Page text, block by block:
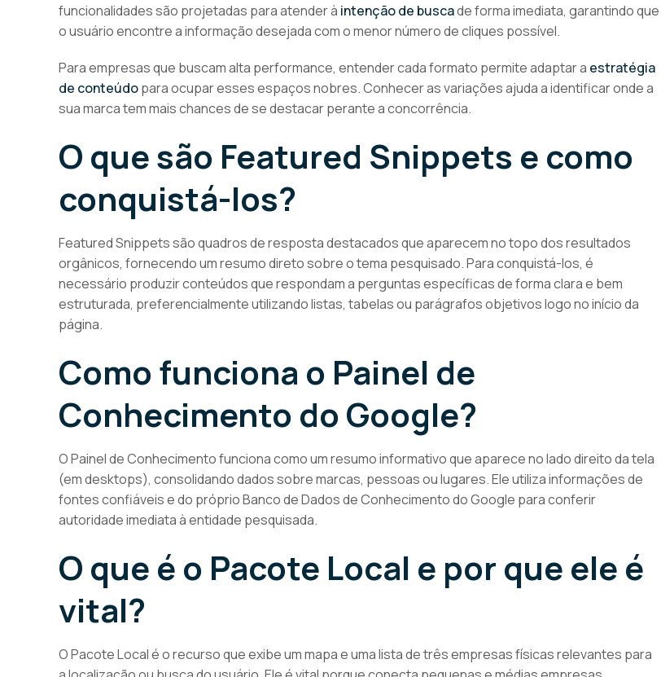
funcionalidades são projetadas para atender à intenção de buscade forma imediata, garantindo que
o usuário encontre a informação desejada com o menor número de cliques possível.
Para empresas que buscam alta performance, entender cada formato permite adaptar a estratégia
de conteúdopara ocupar esses espaços nobres. Conhecer as variações ajuda a identificar onde a
sua marca tem mais chances de se destacar perante a concorrência.
O que são Featured Snippets e como
conquistá-los?
Featured Snippets são quadros de resposta destacados que aparecem no topo dos resultados
orgânicos, fornecendo um resumo direto sobre o tema pesquisado. Para conquistá-los, é
necessário produzir conteúdos que respondam a perguntas específicas de forma clara e bem
estruturada, preferencialmente utilizando listas, tabelas ou parágrafos objetivos logo no início da
página.
Como funciona o Painel de
Conhecimento do Google?
O Painel de Conhecimento funciona como um resumo informativo que aparece no lado direito da tela
(em desktops), consolidando dados sobre marcas, pessoas ou lugares. Ele utiliza informações de
fontes confiáveis e do próprio Banco de Dados de Conhecimento do Google para conferir
autoridade imediata à entidade pesquisada.
O que é o Pacote Local e por que ele é
vital?
O Pacote Local é o recurso que exibe um mapa e uma lista de três empresas físicas relevantes para